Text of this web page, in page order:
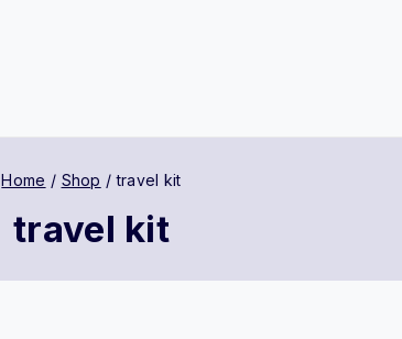
Home / Shop / travel kit
travel kit